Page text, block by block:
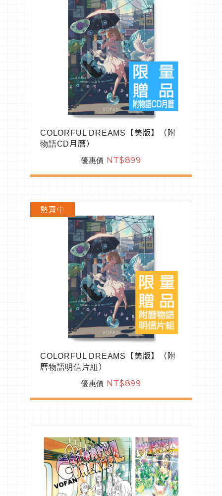
COLORFUL DREAMS【美版】（附
物語CD月曆）
優惠價 NT$899
COLORFUL DREAMS【美版】（附
曆物語明信片組）
優惠價 NT$899
熱賣中